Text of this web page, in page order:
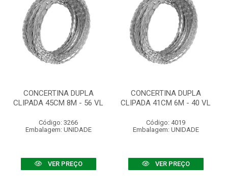
CONCERTINA DUPLA
CLIPADA 45CM 8M - 56 VL
Código: 3266
Embalagem: UNIDADE
VER PREÇO
CONCERTINA DUPLA
CLIPADA 41CM 6M - 40 VL
Código: 4019
Embalagem: UNIDADE
VER PREÇO